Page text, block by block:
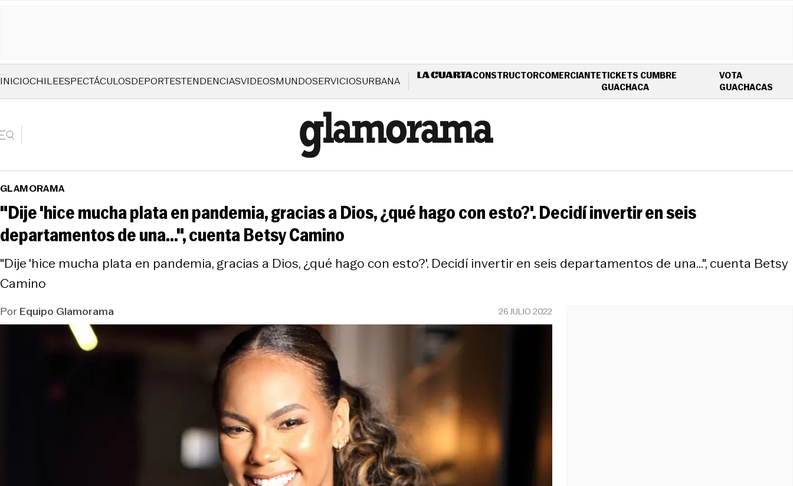
INICIOCHILEESPECTÁCULOSDEPORTESTENDENCIASVIDEOSMUNDOSERVICIOSURBANA CONSTRUCTORCOMERCIANTETICKETS CUMBRE
GUACHACAOPENS IN NEW WINDOW
VOTA
GUACHACAS
GLAMORAMA
"Dije 'hice mucha plata en pandemia, gracias a Dios, ¿qué hago con esto?'. Decidí invertir en seis
departamentos de una...", cuenta Betsy Camino
"Dije 'hice mucha plata en pandemia, gracias a Dios, ¿qué hago con esto?'. Decidí invertir en seis departamentos de una...", cuenta Betsy
Camino
PorEquipo Glamorama 26 JULIO 2022